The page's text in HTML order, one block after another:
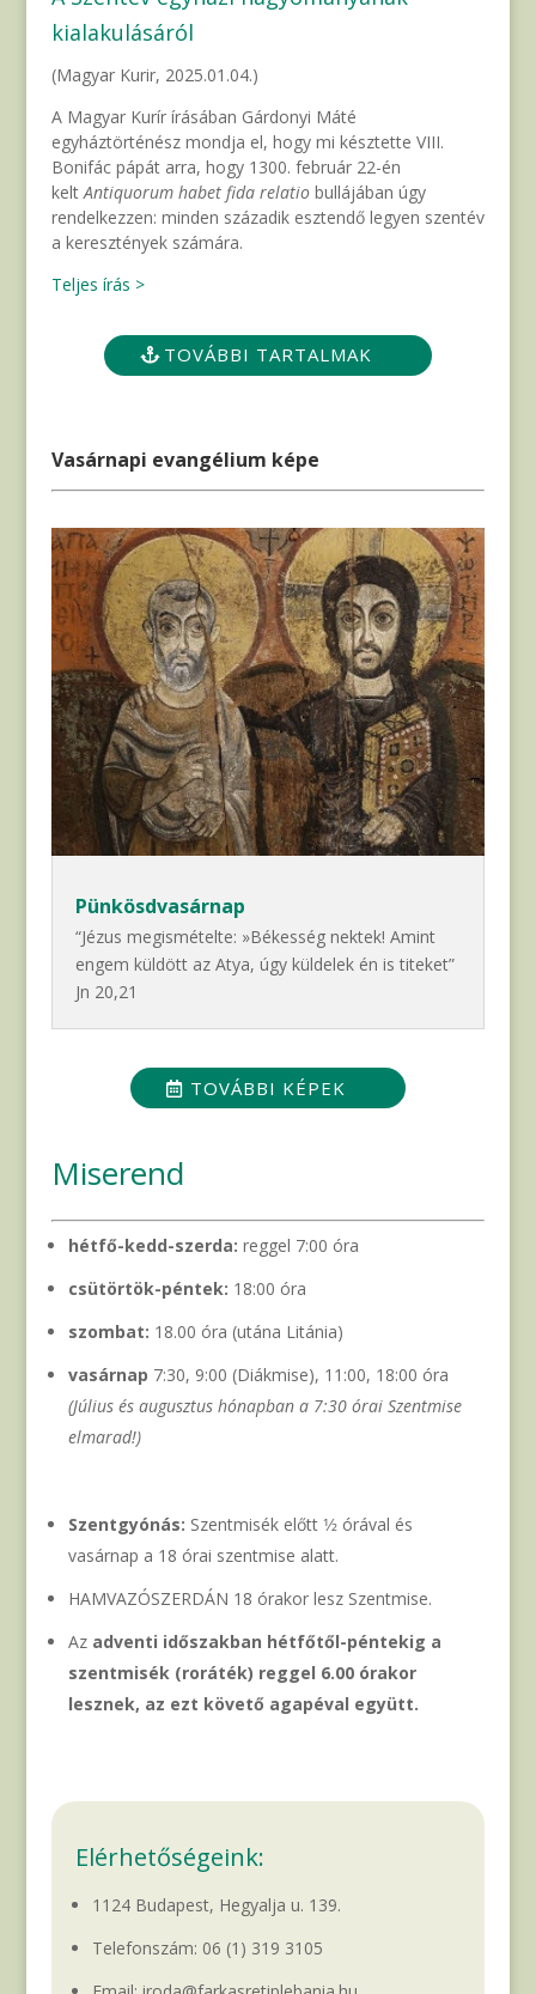
kialakulásáról
(Magyar Kurir, 2025.01.04.)
A Magyar Kurír írásában Gárdonyi Máté
egyháztörténész mondja el, hogy mi késztette VIII.
Bonifác pápát arra, hogy 1300. február 22-én
keltAntiquorum habet fida relatiobullájában úgy
rendelkezzen: minden századik esztendő legyen szentév
a keresztények számára.
Teljes írás >
TOVÁBBI TARTALMAK
Vasárnapi evangélium képe
Pünkösdvasárnap
“Jézus megismételte: »Békesség nektek! Amint
engem küldött az Atya, úgy küldelek én is titeket”
Jn 20,21
TOVÁBBI KÉPEK
Miserend
hétfő-kedd-szerda: reggel 7:00 óra
csütörtök-péntek: 18:00 óra
szombat: 18.00 óra (utána Litánia)
vasárnap 7:30, 9:00 (Diákmise), 11:00, 18:00 óra
(Július és augusztus hónapban a 7:30 órai Szentmise
elmarad!)
Szentgyónás: Szentmisék előtt 1⁄2 órával és
vasárnap a 18 órai szentmise alatt.
HAMVAZÓSZERDÁN 18 órakor lesz Szentmise.
Az adventi időszakban hétfőtől-péntekig a
szentmisék (roráték) reggel 6.00 órakor
lesznek, az ezt követő agapéval együtt.
Elérhetőségeink:
1124 Budapest, Hegyalja u. 139.
Telefonszám: 06 (1) 319 3105